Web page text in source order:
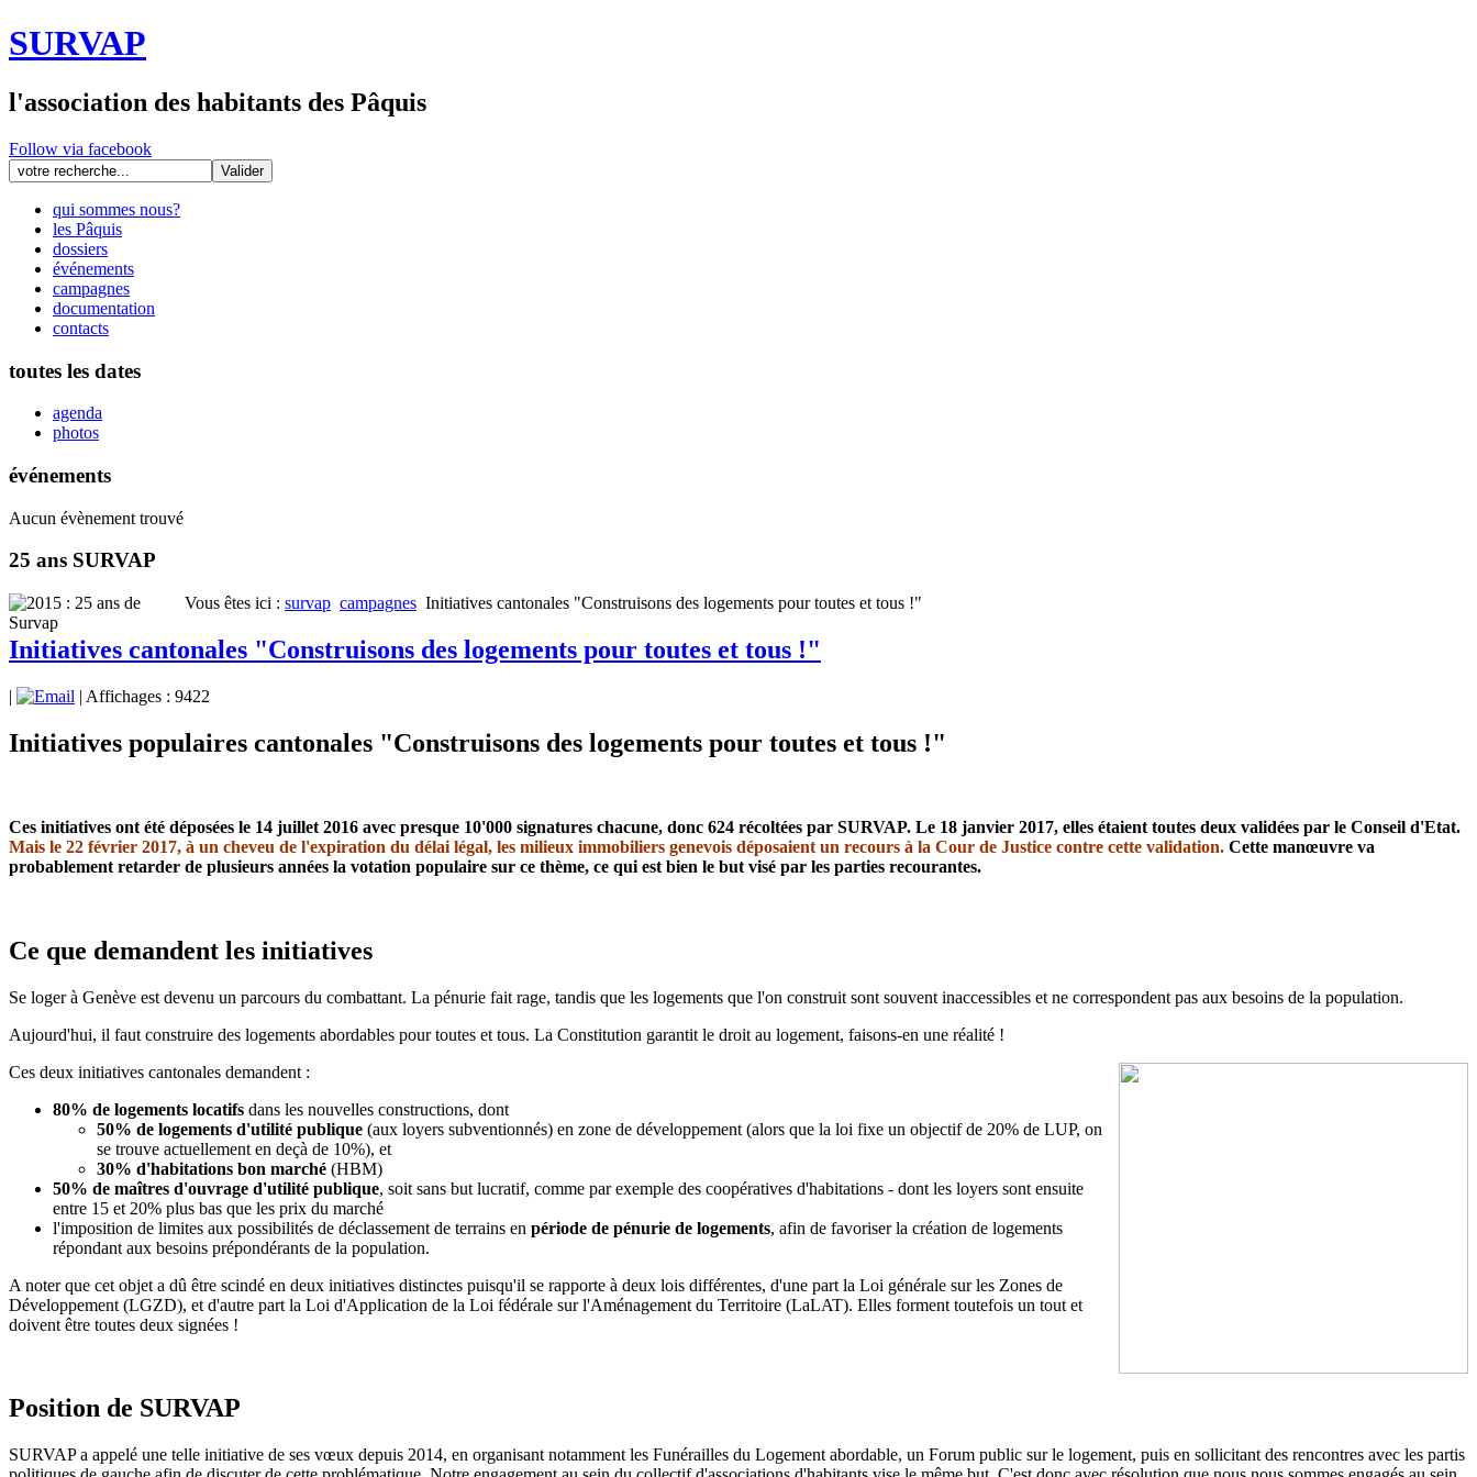
SURVAP
l'association des habitants des Pâquis
Follow via facebook
qui sommes nous?
les Pâquis
dossiers
événements
campagnes
documentation
contacts
toutes les dates
agenda
photos
événements
Aucun évènement trouvé
25 ans SURVAP
Vous êtes ici : survap campagnes Initiatives cantonales "Construisons des logements pour toutes et tous !"
Initiatives cantonales "Construisons des logements pour toutes et tous !"
| | Affichages : 9422
Initiatives populaires cantonales "Construisons des logements pour toutes et tous !"
Ces initiatives ont été déposées le 14 juillet 2016 avec presque 10'000 signatures chacune, donc 624 récoltées par SURVAP. Le 18 janvier 2017, elles étaient toutes deux validées par le Conseil d'Etat.
Mais le 22 février 2017, à un cheveu de l'expiration du délai légal, les milieux immobiliers genevois déposaient un recours à la Cour de Justice contre cette validation. Cette manœuvre va
probablement retarder de plusieurs années la votation populaire sur ce thème, ce qui est bien le but visé par les parties recourantes.
Ce que demandent les initiatives
Se loger à Genève est devenu un parcours du combattant. La pénurie fait rage, tandis que les logements que l'on construit sont souvent inaccessibles et ne correspondent pas aux besoins de la population.
Aujourd'hui, il faut construire des logements abordables pour toutes et tous. La Constitution garantit le droit au logement, faisons-en une réalité !
Ces deux initiatives cantonales demandent :
80% de logements locatifs dans les nouvelles constructions, dont
50% de logements d'utilité publique (aux loyers subventionnés) en zone de développement (alors que la loi fixe un objectif de 20% de LUP, on
se trouve actuellement en deçà de 10%), et
30% d'habitations bon marché (HBM)
50% de maîtres d'ouvrage d'utilité publique, soit sans but lucratif, comme par exemple des coopératives d'habitations - dont les loyers sont ensuite
entre 15 et 20% plus bas que les prix du marché
l'imposition de limites aux possibilités de déclassement de terrains en période de pénurie de logements, afin de favoriser la création de logements
répondant aux besoins prépondérants de la population.
A noter que cet objet a dû être scindé en deux initiatives distinctes puisqu'il se rapporte à deux lois différentes, d'une part la Loi générale sur les Zones de
Développement (LGZD), et d'autre part la Loi d'Application de la Loi fédérale sur l'Aménagement du Territoire (LaLAT). Elles forment toutefois un tout et
doivent être toutes deux signées !
Position de SURVAP
SURVAP a appelé une telle initiative de ses vœux depuis 2014, en organisant notamment les Funérailles du Logement abordable, un Forum public sur le logement, puis en sollicitant des rencontres avec les partis